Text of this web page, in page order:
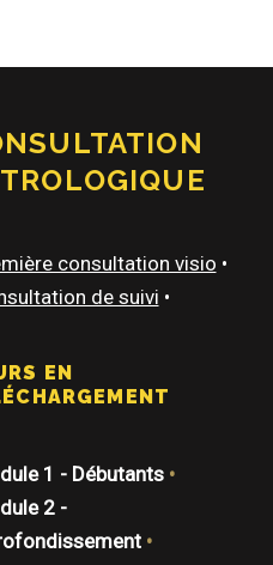
consultation visio •
de suivi •
EN
1 - Débutants•
2 -
•